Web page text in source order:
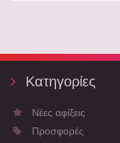
Κατηγορίες
Νέες αφίξεις
Προσφορές